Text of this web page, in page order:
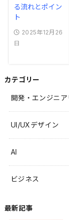
る流れとポイン
ト
2025年12月26
日
カテゴリー
開発・エンジニ
UI/UXデザイン
AI
ビジネス
最新記事